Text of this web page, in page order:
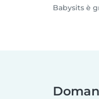
Babysits è